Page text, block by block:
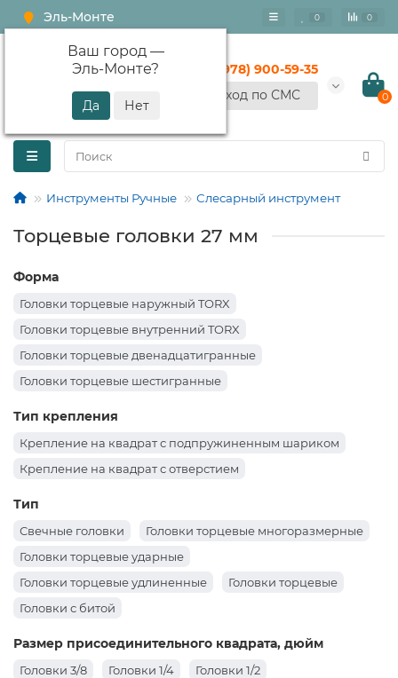
Эль-Монте
Ваш город —
Эль-Монте?
0 0
+7 (978) 900-59-35
Вход по СМС
0
Инструменты Ручные Слесарный инструмент
Торцевые головки 27 мм
Форма
Головки торцевые наружный TORX
Головки торцевые внутренний TORX
Головки торцевые двенадцатигранные
Головки торцевые шестигранные
Тип крепления
Крепление на квадрат с подпружиненным шариком
Крепление на квадрат с отверстием
Тип
Свечные головки
Головки торцевые многоразмерные
Головки торцевые ударные
Головки торцевые удлиненные
Головки торцевые
Головки с битой
Размер присоединительного квадрата, дюйм
Головки 3/8 Головки 1/4 Головки 1/2